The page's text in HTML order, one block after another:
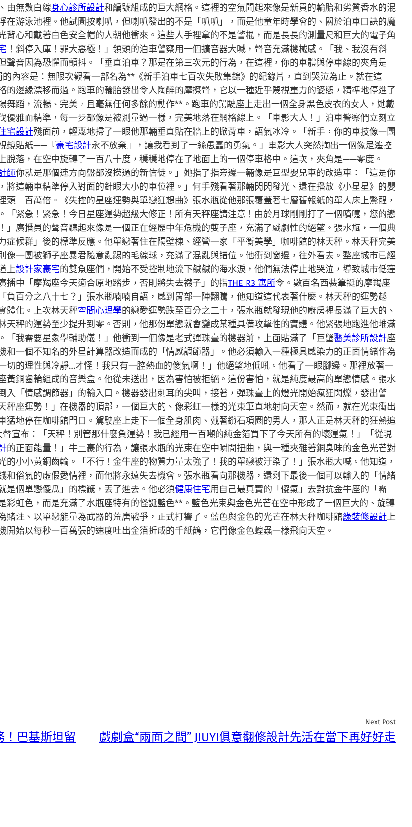
由無數白線身心診所設計和編號組成的巨大網格。這裡的空氣聞起來像是新買的輪胎和劣質香水的混
游泳池裡。他試圖按喇叭，但喇叭發出的不是「叭叭」，而是他童年時學會的、關於泊車口訣的魔
心和戴著白色安全帽的人朝他衝來。這些人手裡拿的不是警棍，而是長長的測量尺和巨大的電子角
！斜停入庫！罪大惡極！」領頭的泊車警察用一個擴音器大喊，聲音充滿機械感。「我、我沒有斜
音因為恐懼而顫抖。「垂直泊車？那是在第三次元的行為，在這裡，你的車體與停車線的夾角是
內容是：無限次觀看一部名為**《新手泊車七百次失敗集錦》的紀錄片，直到哭泣為止。就在這
邊緣漂移而過。跑車的輪胎發出令人陶醉的摩擦聲，它以一種近乎蔑視重力的姿態，精準地停進了
蹈，流暢、完美，且毫無任何多餘的動作**。跑車的駕駛座上走出一個全身黑色皮衣的女人，她戴
雅而精準，每一步都像是被測量過一樣，完美地落在網格線上。「車影大人！」泊車警察們立刻立
宅設計殘面前，輕蔑地掃了一眼他那輛垂直貼在牆上的掀背車，語氣冰冷。「新手，你的車技像一團
鏡貼紙——『豪宅設計永不放棄』，讓我看到了一絲愚蠢的勇氣。」車影大人突然掏出一個像是遙控
落，在空中旋轉了一百八十度，穩穩地停在了地面上的一個停車格中。這次，夾角是——零度。
師你就是那個連方向盤都沒摸過的新信徒。」她指了指旁邊一輛像是巨型嬰兒車的改造車：「這是你
這輛車精準停入對面的針眼大小的車位裡。」何手殘看著那輛閃閃發光、還在播放《小星星》的嬰
一百萬倍。《失控的星座運勢與單戀狂想曲》張水瓶從他那張覆蓋著七層舊報紙的單人床上驚醒，
緊急！緊急！今日星座運勢超級大修正！所有天秤座請注意！由於月球剛剛打了一個噴嚏，您的戀
廣播員的聲音聽起來像是一個正在經歷中年危機的雙子座，充滿了戲劇性的絕望。張水瓶，一個典
候群」後的標準反應。他單戀著住在隔壁棟、經營一家「平衡美學」咖啡館的林天秤。林天秤完美
一團被獅子座暴君隨意亂踢的毛線球，充滿了混亂與錯位。他衝到窗邊，往外看去。整座城市已經
上設計家豪宅的雙魚座們，開始不受控制地流下鹹鹹的海水淚，他們無法停止地哭泣，導致城市低窪
中「摩羯座今天適合原地踏步，否則將失去襪子」的指THE R3 寓所令。數百名西裝筆挺的摩羯座
百分之八十七？」張水瓶喃喃自語，感到胃部一陣翻騰，他知道這代表著什麼。林天秤的運勢越
體化。上次林天秤空間心理學的戀愛運勢跌至百分之二十，張水瓶就發現他的廚房裡長滿了巨大的、
秤的運勢至少提升到零。否則，他那份單戀就會變成某種具備攻擊性的實體。他緊張地跑進他堆滿
我需要星象學輔助儀！」他衝到一個像是老式彈珠臺的機器前，上面貼滿了「巨蟹醫美診所設計座
一個不知名的外星計算器改造而成的「情感調節器」。他必須輸入一種極具感染力的正面情緒作為
的理性與冷靜…才怪！我只有一腔熱血的傻氣啊！」他絕望地低吼。他看了一眼腳邊。那裡放著一
銅齒輪組成的音樂盒。他從未送出，因為害怕被拒絕。這份害怕，就是純度最高的單戀情感。張水
「情感調節器」的輸入口。機器發出刺耳的尖叫，接著，彈珠臺上的燈光開始瘋狂閃爍，發出警
座運勢！」在機器的頂部，一個巨大的、像彩虹一樣的光束筆直地射向天空。然而，就在光束衝出
地停在咖啡館門口。駕駛座上走下一個全身肌肉、戴著鑽石項圈的男人，那人正是林天秤的狂熱追
宣布：「天秤！別管那什麼負運勢！我已經用一百噸的純金箔買下了今天所有的壞運氣！」「從現
的正面能量！」牛土豪的行為，讓張水瓶的光束在空中瞬間扭曲，與一種夾雜著銅臭味的金色光芒對
小小黃銅齒輪。「不行！金牛座的物質力量太強了！我的單戀被汙染了！」張水瓶大喊。他知道，
俗氣的虛假愛情裡，而他將永遠失去機會。張水瓶看向那機器，還剩下最後一個可以輸入的「情緒
是個單戀傻瓜」的標籤，丟了進去。他必須健康住宅用自己最真實的「傻氣」去對抗金牛座的「霸
虹色，而是充滿了水瓶座特有的怪誕藍色**。藍色光束與金色光芒在空中形成了一個巨大的、旋轉
注、以單戀能量為武器的荒唐戰爭，正式打響了。藍色與金色的光芒在林天秤咖啡館綠裝修設計上
始以每秒一百萬張的速度吐出金箔折成的千紙鶴，它們像金色蝗蟲一樣飛向天空。
！巴基斯坦留
Next Post
戲劇盒“兩面之間” JIUYI俱意翻修設計先活在當下再好好走